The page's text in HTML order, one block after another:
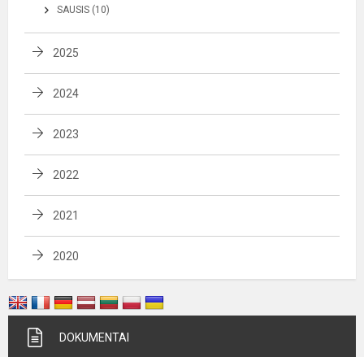
SAUSIS (10)
2025
2024
2023
2022
2021
2020
DOKUMENTAI